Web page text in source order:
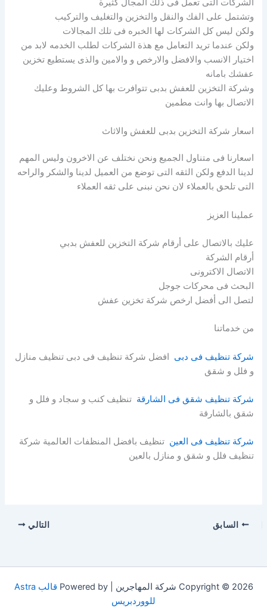
الشركات التى تعمل فى ذلك المجال كثيرة
وتشتمل على الفك والنقل والتخزين والتغليف والتركيب
ولكن ليس كل الشركات لها الخبره فى تلك المجالات
ولكن عندما تريد التعامل مع هذة الشركات لطلب الخدمه لابد من
اختيار الانسب والافضل والارخص و والامين والذى يستطيع تخزين
عفشك بامانه
وشركة التخزين للعفش بدبى تتوافرت بها كل الشروط وعليك
الاتصال بها وانت مطمين
اسعار شركة التخزين بدبى للعفش والاثاث
اسعارنا فى متناول الجميع ونحن نختلف عن الاخرون وليس المهم
لدينا الدفع ولكن الثقه التى توضع من العميل لدينا والشكر والراحه
التى تلحق بالعملاء لان نحن نبنى على ثقه العملاء
عملينا العزيز
عليك بالاتصال على أرقام شركة التخزين للعفش بدبي
أرقام الشركة
الاتصال الاكترونى
البحث فى محركات جوجل
لتصل الى أفضل ارخص شركة تخزين عفش
من خدماتنا
شركة تنظيف فى دبى افضل شركة تنظيف فى دبى تنظيف منازل
و فلل و شقق
شركة تنظيف شقق فى الشارقة تنظيف كنب و سجاد و فلل و
شقق بالشارقة
شركة تنظيف فى العين تنظيف بافضل المنظفات العالمية شركة
تنظيف فلل و شقق و منازل بالعين
السابق التالي
Copyright © 2026 شركة المهاجرين | Powered by
قالب Astra
للووردبريس